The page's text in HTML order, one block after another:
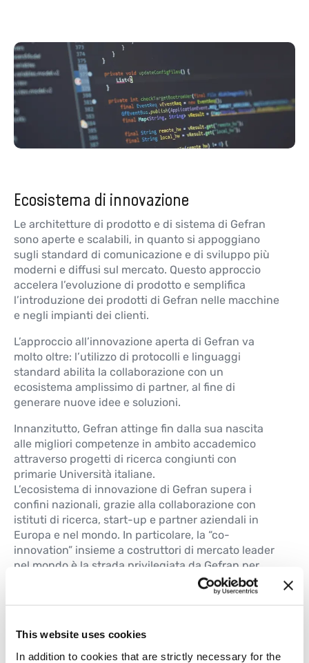
This website uses cookies
In addition to cookies that are strictly necessary for the
Ecosistema di innovazione
Le architetture di prodotto e di sistema di Gefran
sono aperte e scalabili, in quanto si appoggiano
sugli standard di comunicazione e di sviluppo più
moderni e diffusi sul mercato. Questo approccio
accelera l’evoluzione di prodotto e semplifica
l’introduzione dei prodotti di Gefran nelle macchine
e negli impianti dei clienti.
L’approccio all’innovazione aperta di Gefran va
molto oltre: l’utilizzo di protocolli e linguaggi
standard abilita la collaborazione con un
ecosistema amplissimo di partner, al fine di
generare nuove idee e soluzioni.
Innanzitutto, Gefran attinge fin dalla sua nascita
alle migliori competenze in ambito accademico
attraverso progetti di ricerca congiunti con
primarie Università italiane.
L’ecosistema di innovazione di Gefran supera i
confini nazionali, grazie alla collaborazione con
istituti di ricerca, start-up e partner aziendali in
Europa e nel mondo. In particolare, la “co-
innovation” insieme a costruttori di mercato leader
nel mondo è la strada privilegiata da Gefran per
creare soluzioni che ridefiniscono i confini del